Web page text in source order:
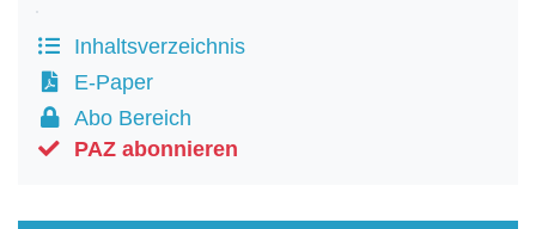
Inhaltsverzeichnis
E-Paper
Abo Bereich
PAZ abonnieren